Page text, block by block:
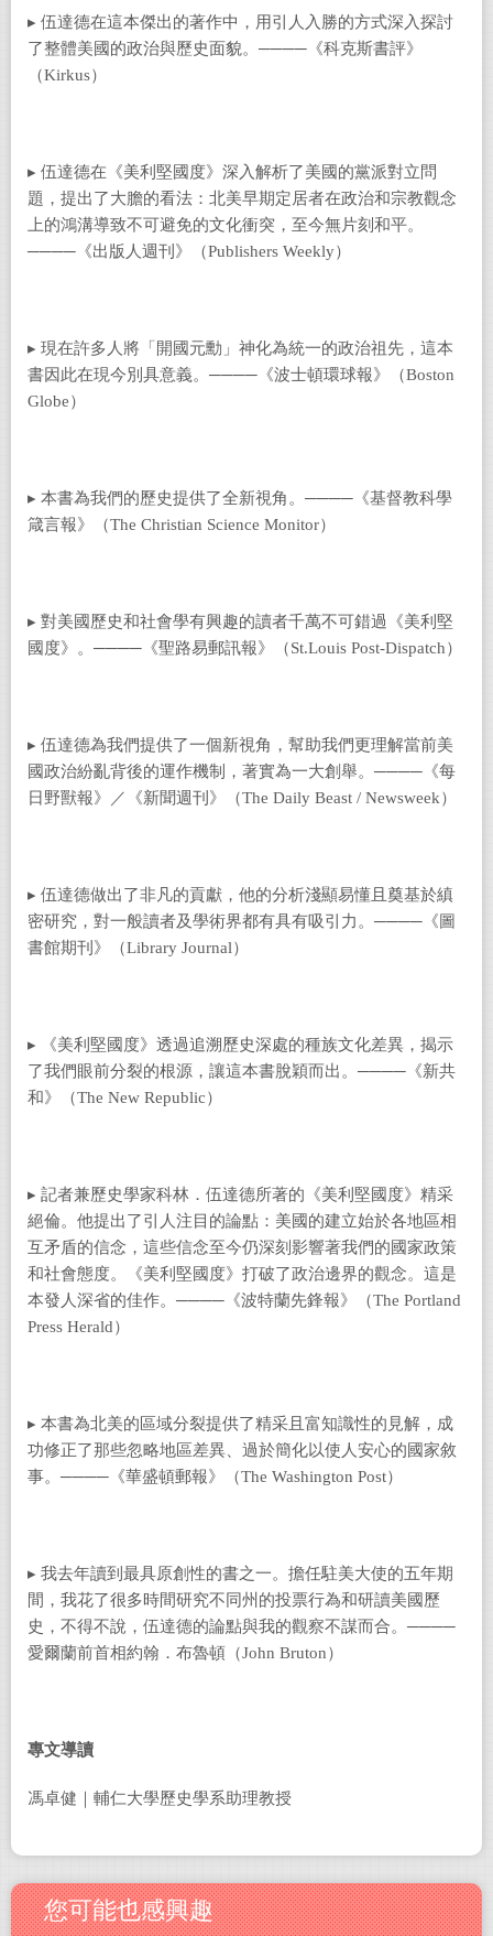
▸ 伍達德在這本傑出的著作中，用引人入勝的方式深入探討
了整體美國的政治與歷史面貌。 ────《科克斯書評》
（Kirkus）
▸ 伍達德在《美利堅國度》深入解析了美國的黨派對立問
題，提出了大膽的看法：北美早期定居者在政治和宗教觀念
上的鴻溝導致不可避免的文化衝突，至今無片刻和平。
────《出版人週刊》（Publishers Weekly）
▸ 現在許多人將「開國元勳」神化為統一的政治祖先，這本
書因此在現今別具意義。 ────《波士頓環球報》（Boston
Globe）
▸ 本書為我們的歷史提供了全新視角。────《基督教科學
箴言報》（The Christian Science Monitor）
▸ 對美國歷史和社會學有興趣的讀者千萬不可錯過《美利堅
國度》。 ────《聖路易郵訊報》（St.Louis Post-Dispatch）
▸ 伍達德為我們提供了一個新視角，幫助我們更理解當前美
國政治紛亂背後的運作機制，著實為一大創舉。 ────《每
日野獸報》／《新聞週刊》（The Daily Beast / Newsweek）
▸ 伍達德做出了非凡的貢獻，他的分析淺顯易懂且奠基於縝
密研究，對一般讀者及學術界都有具有吸引力。 ────《圖
書館期刊》（Library Journal）
▸ 《美利堅國度》透過追溯歷史深處的種族文化差異，揭示
了我們眼前分裂的根源，讓這本書脫穎而出。 ────《新共
和》（The New Republic）
▸ 記者兼歷史學家科林．伍達德所著的《美利堅國度》精采
絕倫。他提出了引人注目的論點：美國的建立始於各地區相
互矛盾的信念，這些信念至今仍深刻影響著我們的國家政策
和社會態度。《美利堅國度》打破了政治邊界的觀念。這是
本發人深省的佳作。 ────《波特蘭先鋒報》（The Portland
Press Herald）
▸ 本書為北美的區域分裂提供了精采且富知識性的見解，成
功修正了那些忽略地區差異、過於簡化以使人安心的國家敘
事。 ────《華盛頓郵報》（The Washington Post）
▸ 我去年讀到最具原創性的書之一。擔任駐美大使的五年期
間，我花了很多時間研究不同州的投票行為和研讀美國歷
史，不得不說，伍達德的論點與我的觀察不謀而合。 ────
愛爾蘭前首相約翰．布魯頓（John Bruton）
專文導讀
馮卓健｜輔仁大學歷史學系助理教授
您可能也感興趣